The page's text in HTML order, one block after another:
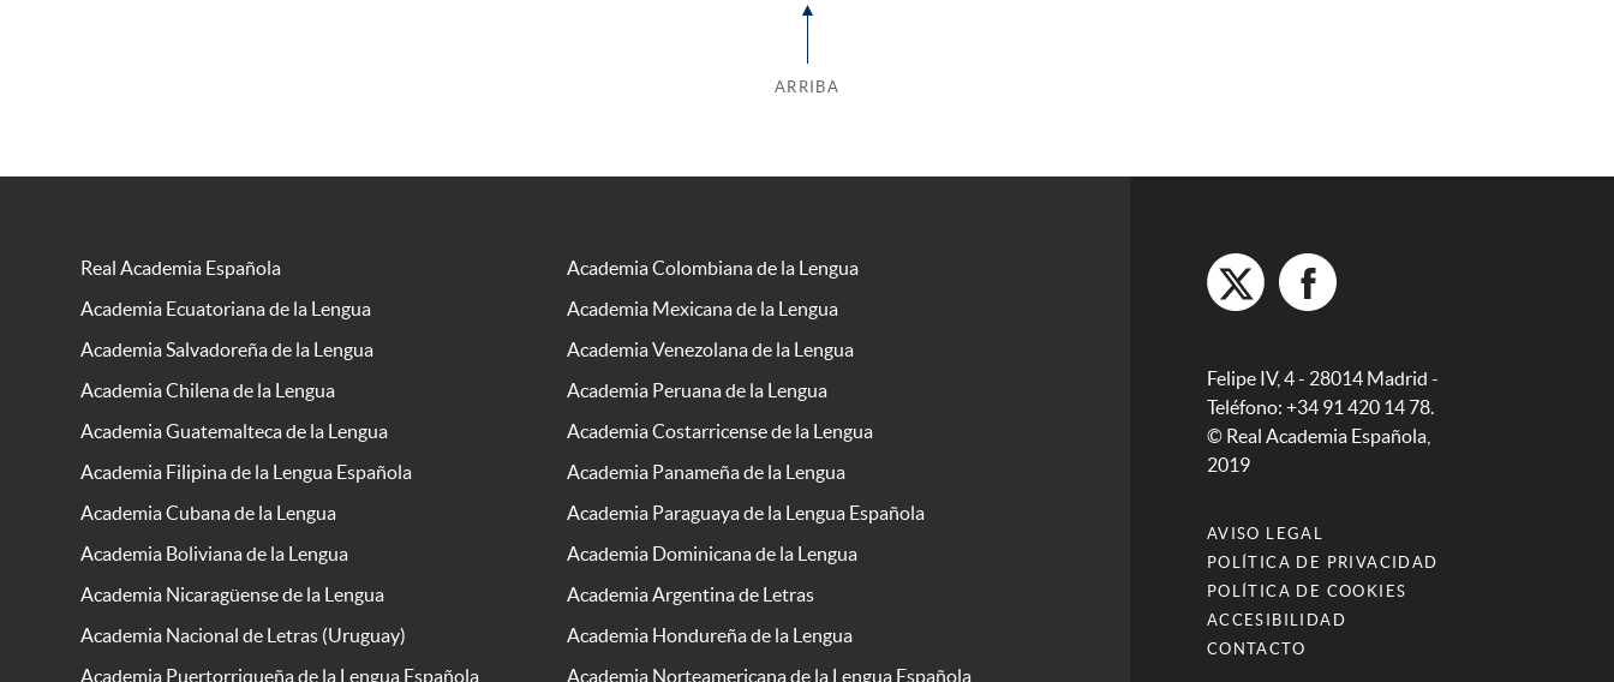
ARRIBA
Real Academia Española
Academia Colombiana de la Lengua
Academia Ecuatoriana de la Lengua
Academia Mexicana de la Lengua
Academia Salvadoreña de la Lengua
Academia Venezolana de la Lengua
Academia Chilena de la Lengua
Academia Peruana de la Lengua
Academia Guatemalteca de la Lengua
Academia Costarricense de la Lengua
Academia Filipina de la Lengua Española
Academia Panameña de la Lengua
Academia Cubana de la Lengua
Academia Paraguaya de la Lengua Española
Academia Boliviana de la Lengua
Academia Dominicana de la Lengua
Academia Nicaragüense de la Lengua
Academia Argentina de Letras
Academia Nacional de Letras (Uruguay)
Academia Hondureña de la Lengua
Academia Puertorriqueña de la Lengua Española
Academia Norteamericana de la Lengua Española
Felipe IV, 4 - 28014 Madrid -
Teléfono: +34 91 420 14 78.
© Real Academia Española,
2019
AVISO LEGAL
POLÍTICA DE PRIVACIDAD
POLÍTICA DE COOKIES
ACCESIBILIDAD
CONTACTO